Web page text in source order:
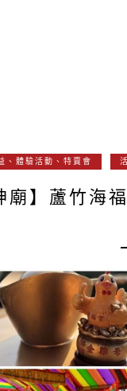
、體驗活動、特賣會
廟】蘆竹海